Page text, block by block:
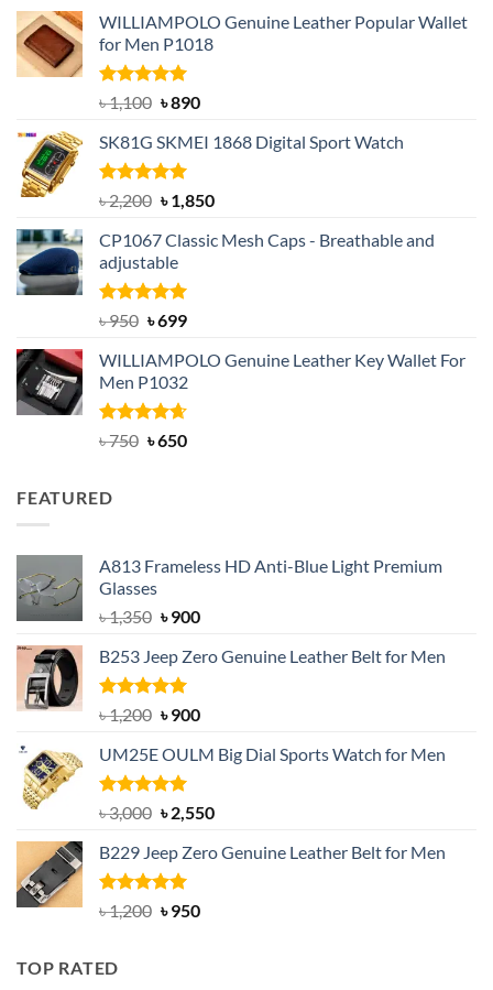
WILLIAMPOLO Genuine Leather Popular Wallet
for Men P1018
Rated5.00
out of 5
৳1,100 Original
was:
৳ 1,100.
৳890Current
is:
SK81G SKMEI 1868 Digital Sport Watch
Rated5.00
out of 5
৳2,200 Original
was:
৳ 2,200.
৳1,850Current
is:
CP1067 Classic Mesh Caps - Breathable and
adjustable
Rated5.00
৳950 Original
was:
৳ 950.
৳699Current
is:
৳ 699.
WILLIAMPOLO Genuine Leather Key Wallet For
Men P1032
Rated4.63
৳750 Original
৳650Current
FEATURED
A813 Frameless HD Anti-Blue Light Premium
Glasses
৳1,350 Original
was:
৳ 1,350.
৳900Current
is:
B253 Jeep Zero Genuine Leather Belt for Men
Rated5.00
out of 5
৳1,200 Original
was:
৳ 1,200.
৳900Current
is:
UM25E OULM Big Dial Sports Watch for Men
Rated5.00
out of 5
৳3,000 Original
was:
৳ 3,000.
৳2,550Current
is:
B229 Jeep Zero Genuine Leather Belt for Men
Rated4.92
out of 5
৳1,200 Original
৳950Current
TOP RATED